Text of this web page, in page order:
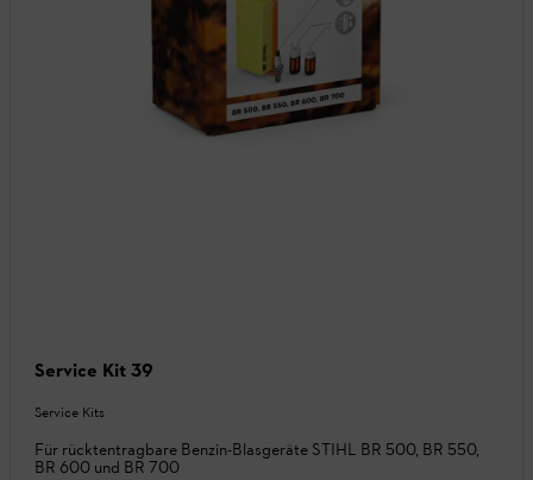
Service Kit 39
Service Kits
Für rücktentragbare Benzin-Blasgeräte STIHL BR 500, BR 550,
BR 600 und BR 700